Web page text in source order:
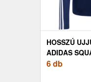
HOSSZÚ
ADIDAS
TOP W
6 db